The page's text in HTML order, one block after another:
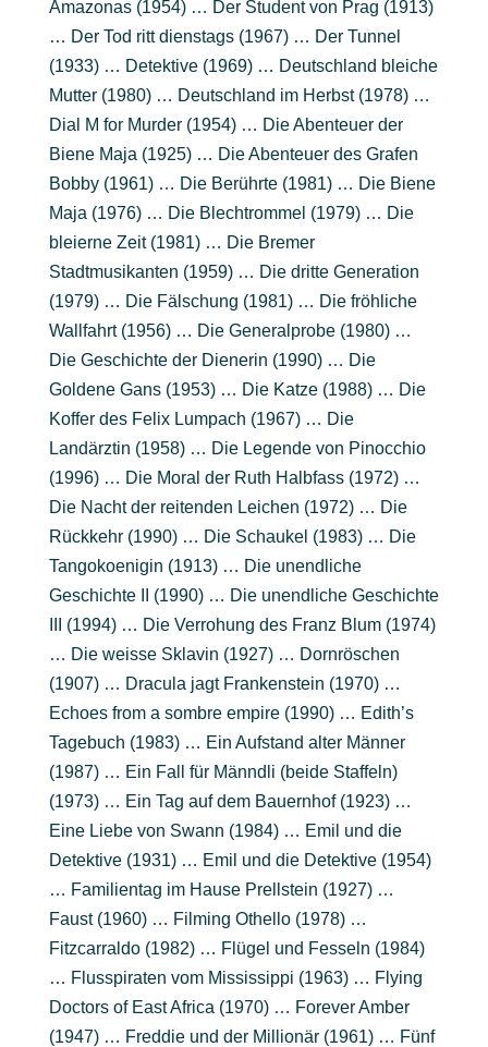
Amazonas (1954) … Der Student von Prag (1913)
… Der Tod ritt dienstags (1967) … Der Tunnel
(1933) … Detektive (1969) … Deutschland bleiche
Mutter (1980) … Deutschland im Herbst (1978) …
Dial M for Murder (1954) … Die Abenteuer der
Biene Maja (1925) … Die Abenteuer des Grafen
Bobby (1961) … Die Berührte (1981) … Die Biene
Maja (1976) … Die Blechtrommel (1979) … Die
bleierne Zeit (1981) … Die Bremer
Stadtmusikanten (1959) … Die dritte Generation
(1979) … Die Fälschung (1981) … Die fröhliche
Wallfahrt (1956) … Die Generalprobe (1980) …
Die Geschichte der Dienerin (1990) … Die
Goldene Gans (1953) … Die Katze (1988) … Die
Koffer des Felix Lumpach (1967) … Die
Landärztin (1958) … Die Legende von Pinocchio
(1996) … Die Moral der Ruth Halbfass (1972) …
Die Nacht der reitenden Leichen (1972) … Die
Rückkehr (1990) … Die Schaukel (1983) … Die
Tangokoenigin (1913) … Die unendliche
Geschichte II (1990) … Die unendliche Geschichte
III (1994) … Die Verrohung des Franz Blum (1974)
… Die weisse Sklavin (1927) … Dornröschen
(1907) … Dracula jagt Frankenstein (1970) …
Echoes from a sombre empire (1990) … Edith’s
Tagebuch (1983) … Ein Aufstand alter Männer
(1987) … Ein Fall für Männdli (beide Staffeln)
(1973) … Ein Tag auf dem Bauernhof (1923) …
Eine Liebe von Swann (1984) … Emil und die
Detektive (1931) … Emil und die Detektive (1954)
… Familientag im Hause Prellstein (1927) …
Faust (1960) … Filming Othello (1978) …
Fitzcarraldo (1982) … Flügel und Fesseln (1984)
… Flusspiraten vom Mississippi (1963) … Flying
Doctors of East Africa (1970) … Forever Amber
(1947) … Freddie und der Millionär (1961) … Fünf